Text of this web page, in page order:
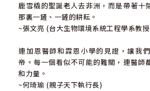
鹿雪橇的聖誕老人去非洲，而是帶著十
那裏一鏟、一鏟的耕耘。
~張文亮 (台大生物環境系統工程學系教
連加恩醫師和霖恩小學的見證，讓我
帝。每一個看似不可能的難關，連醫師
和力量。
~何琦瑜 (親子天下執行長)